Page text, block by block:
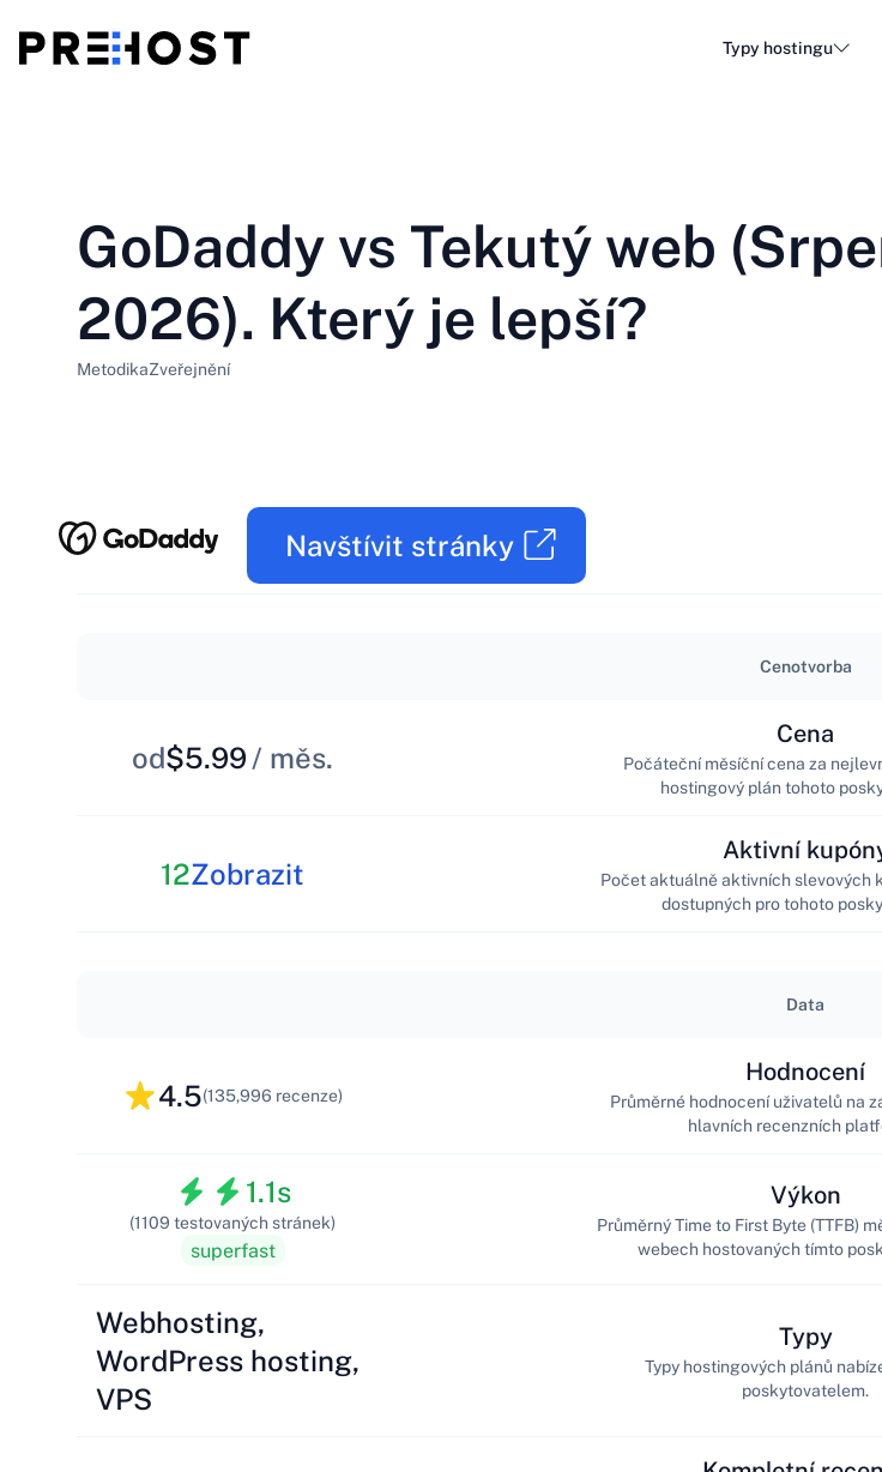
Typy hostingu
Levné VPS Hot Hosting e-mailů
EN - English ES - Español ET - Eesti
LT - Lietuvių LV - Latviešu
GoDaddy vs Tekutý web
2026). Který je lepší?
MetodikaZveřejnění
Navštívit stránky
Cenotvorba
od$5.99 / měs.
Cena
Počáteční měsíční cena za
hostingový plán tohoto
12Zobrazit
Aktivní
Počet aktuálně aktivních slevových
dostupných pro tohoto
Data
4.5(135,996 recenze)
Hodnocení
Průměrné hodnocení uživatelů na
hlavních recenzních
1.1s
(1109 testovaných stránek)
superfast
Výkon
Průměrný Time to First Byte (TTFB)
webech hostovaných tímto
Webhosting,
WordPress hosting,
VPS
Typy
Typy hostingových plánů
poskytovatelem.